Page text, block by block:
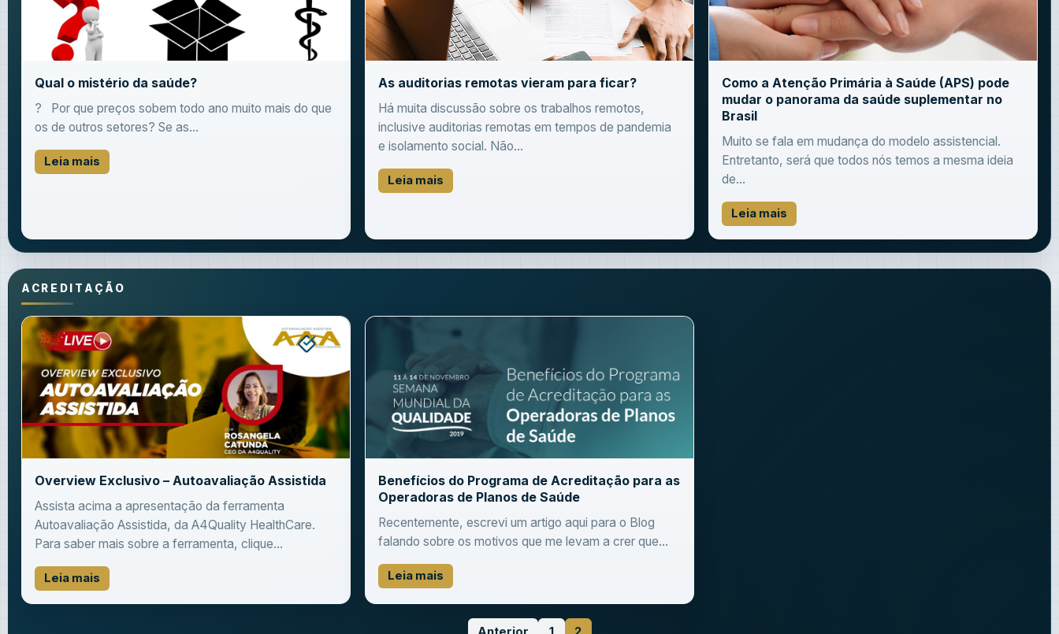
Qual o mistério da saúde?
? Por que preços sobem todo ano muito mais do que
os de outros setores? Se as...
Leia mais
As auditorias remotas vieram para ficar?
Há muita discussão sobre os trabalhos remotos,
inclusive auditorias remotas em tempos de pandemia
e isolamento social. Não...
Leia mais
Como a Atenção Primária à Saúde (APS) pode
mudar o panorama da saúde suplementar no
Brasil
Muito se fala em mudança do modelo assistencial.
Entretanto, será que todos nós temos a mesma ideia
de...
Leia mais
ACREDITAÇÃO
Overview Exclusivo – Autoavaliação Assistida
Assista acima a apresentação da ferramenta
Autoavaliação Assistida, da A4Quality HealthCare.
Para saber mais sobre a ferramenta, clique...
Leia mais
Benefícios do Programa de Acreditação para as
Operadoras de Planos de Saúde
Recentemente, escrevi um artigo aqui para o Blog
falando sobre os motivos que me levam a crer que...
Leia mais